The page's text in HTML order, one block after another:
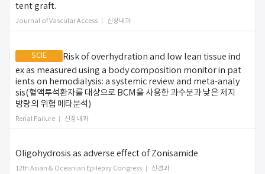
tent graft.
Journal of Vascular Access 신장내과
SCIE
Risk of overhydration and low lean tissue ind
ex as measured using a body composition monitor in pat
ients on hemodialysis: a systemic review and meta-analy
sis(혈액투석환자를 대상으로 BCM을 사용한 과수분과 낮은 제지
방량의 위험 메타분석)
Renal Failure 신장내과
Oligohydrosis as adverse effect of Zonisamide
12th Asian & Oceanian Epilepsy Congress 신경과